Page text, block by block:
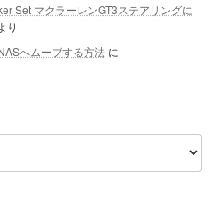
Set マクラーレンGT3ステアリングに
り
へムーブする方法に